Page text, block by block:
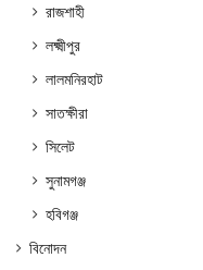
রাজশাহী
লক্ষ্মীপুর
লালমনিরহাট
সাতক্ষীরা
সিলেট
সুনামগঞ্জ
হবিগঞ্জ
বিনোদন